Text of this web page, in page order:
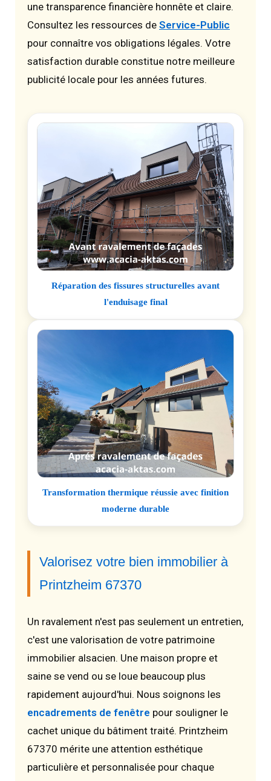
une transparence financière honnête et claire.
Consultez les ressources de Service-Public
pour connaître vos obligations légales. Votre
satisfaction durable constitue notre meilleure
publicité locale pour les années futures.
Réparation des fissures structurelles avant
l'enduisage final
Transformation thermique réussie avec finition
moderne durable
Valorisez votre bien immobilier à
Printzheim 67370
Un ravalement n'est pas seulement un entretien,
c'est une valorisation de votre patrimoine
immobilier alsacien. Une maison propre et
saine se vend ou se loue beaucoup plus
rapidement aujourd'hui. Nous soignons les
encadrements de fenêtre pour souligner le
cachet unique du bâtiment traité. Printzheim
67370 mérite une attention esthétique
particulière et personnalisée pour chaque